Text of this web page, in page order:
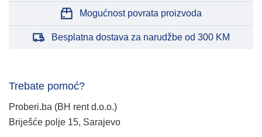
Mogućnost povrata proizvoda
Besplatna dostava za narudžbe od 300 KM
Trebate pomoć?
Proberi.ba (BH rent d.o.o.)
Briješće polje 15, Sarajevo